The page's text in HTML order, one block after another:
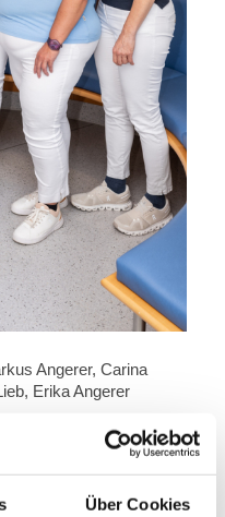
Über Cookies
Angerer, Carina
Erika Angerer